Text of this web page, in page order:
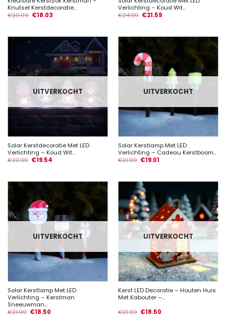
Knutsel Kerstdecoratie...
€20.99 €18.03
Verlichting – Koud Wit...
€24.99 €21.59
UITVERKOCHT
Solar Kerstdecoratie Met LED
Verlichting – Koud Wit...
€22.99 €19.54
UITVERKOCHT
Solar Kerstlamp Met LED
Verlichting – Cadeau Kerstboom...
€21.99 €19.01
UITVERKOCHT
Solar Kerstlamp Met LED
Verlichting – Kerstman
Sneeuwman...
€21.99 €18.50
UITVERKOCHT
Kerst LED Decoratie – Houten Huis
Met Kabouter –...
€21.99 €18.50